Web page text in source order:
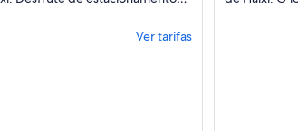
Ver tarifas